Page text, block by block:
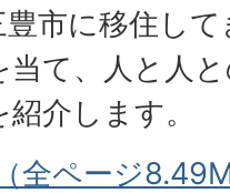
市に移住し
当て、人と人
介します。
全ページ